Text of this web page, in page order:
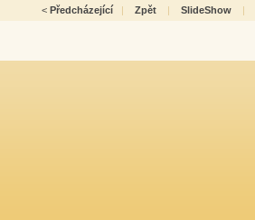
< Předcházející | Zpět | SlideShow |